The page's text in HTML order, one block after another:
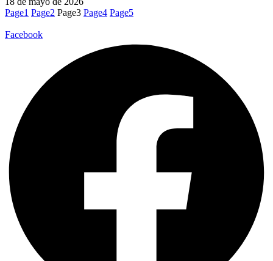
Page1 Page2 Page3 Page4 Page5
Facebook